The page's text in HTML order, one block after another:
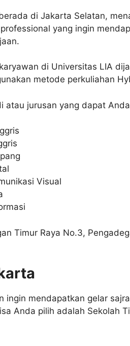
di Jakarta Selatan,
yang ingin
di Universitas LIA
metode perkuliahan
atau jurusan yang dapat
Visual
Timur Raya No.3,
ingin mendapatkan gelar
Anda pilih adalah Sekolah